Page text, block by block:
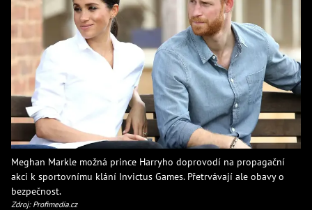
Meghan Markle možná prince Harryho doprovodí na propagační
akci k sportovnímu klání Invictus Games. Přetrvávají ale obavy o
bezpečnost.
Zdroj: Profimedia.cz